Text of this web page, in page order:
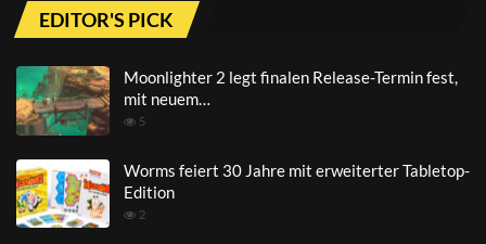
EDITOR'S PICK
Moonlighter 2 legt finalen Release-Termin fest,
mit neuem…
5
Worms feiert 30 Jahre mit erweiterter Tabletop-
Edition
2